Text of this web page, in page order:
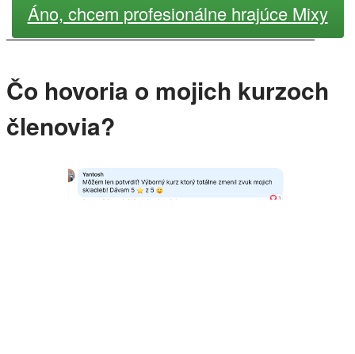
Áno, chcem profesionálne hrajúce Mixy
Čo hovoria o mojich kurzoch
členovia?